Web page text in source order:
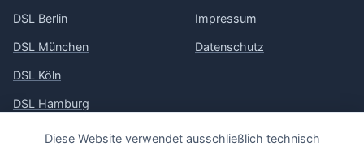
DSL Berlin
DSL München
DSL Köln
DSL Hamburg
DSL Frankfurt
Impressum
Datenschutz
Diese Website verwendet ausschließlich technisch